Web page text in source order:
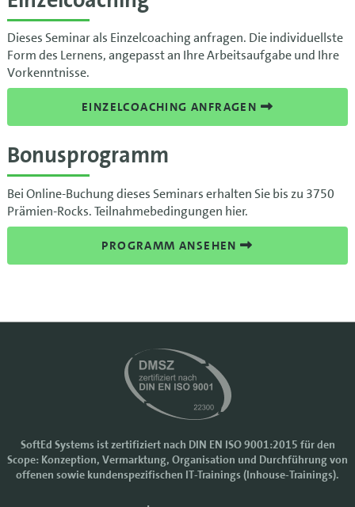
Dieses Seminar als Einzelcoaching anfragen. Die individuellste
Form des Lernens, angepasst an Ihre Arbeitsaufgabe und Ihre
Vorkenntnisse.
EINZELCOACHING ANFRAGEN
Bonusprogramm
Bei Online-Buchung dieses Seminars erhalten Sie bis zu 3750
Prämien-Rocks. Teilnahmebedingungen hier.
PROGRAMM ANSEHEN
SoftEd Systems ist zertifiziert nach DIN EN ISO 9001:2015 für den
Scope: Konzeption, Vermarktung, Organisation und Durchführung von
offenen sowie kundenspezifischen IT-Trainings (Inhouse-Trainings).
Cookie-Einstellungen
verbessern. Manche Cookies sind notwendig, damit unsere Website